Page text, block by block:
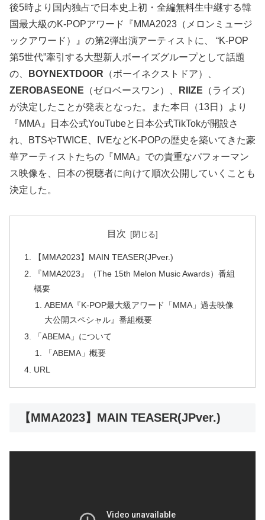
後5時より国内独占で日本史上初・全編無料生中継する韓
国最大級のK-POPアワード『MMA2023（メロンミュージ
ックアワード）』の第2弾出演アーティストに、 “K-POP
第5世代”牽引する大型新人ボーイズグループとして話題
の、
BOYNEXTDOOR （ボーイネクストドア）、
ZEROBASEONE （ゼロベースワン）、 RIIZE （ライズ）
が決定したことが発表となった。また本日（13日）より
『MMA』日本公式YouTubeと日本公式TikTokが開設さ
れ、BTSやTWICE、IVEなどK-POPの歴史を築いてきた豪
華アーティストたちの『MMA』での貴重なパフォーマン
ス映像を、日本の視聴者に向けて順次公開していくことも
決定した。
目次
【MMA2023】MAIN TEASER(JPver.)
『MMA2023』（The 15th Melon Music Awards）番組
概要
ABEMA『K-POP最大級アワード「MMA」過去映像
大公開スペシャル』番組概要
「ABEMA」について
「ABEMA」概要
URL
【MMA2023】MAIN TEASER(JPver.)